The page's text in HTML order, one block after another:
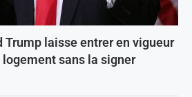
Trump laisse entrer en vigueur
sans la signer